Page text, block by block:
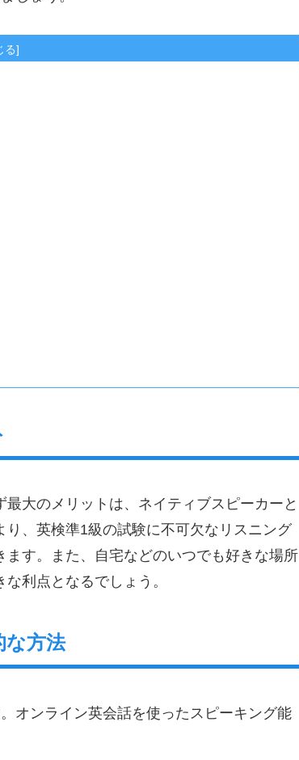
大のメリットは、ネイティブスピーカーと
、英検準1級の試験に不可欠なリスニング
す。また、自宅などのいつでも好きな場所
利点となるでしょう。
な方法
オンライン英会話を使ったスピーキング能